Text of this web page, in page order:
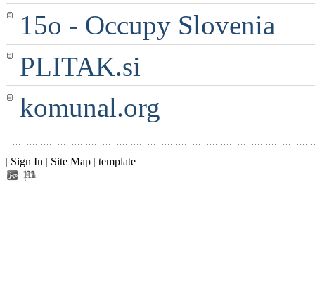
15o - Occupy Slovenia
PLITAK.si
komunal.org
| Sign In | Site Map | template